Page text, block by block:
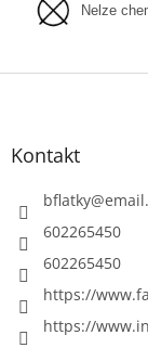
Nelze
Z
Kontakt
bflatky@
602265450
602265450
https://
https://